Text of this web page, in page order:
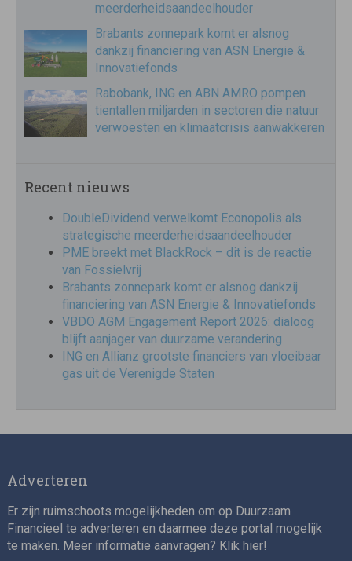
meerderheidsaandeelhouder
Brabants zonnepark komt er alsnog
dankzij financiering van ASN Energie &
Innovatiefonds
Rabobank, ING en ABN AMRO pompen
tientallen miljarden in sectoren die natuur
verwoesten en klimaatcrisis aanwakkeren
Recent nieuws
DoubleDividend verwelkomt Econopolis als
strategische meerderheidsaandeelhouder
PME breekt met BlackRock – dit is de reactie
van Fossielvrij
Brabants zonnepark komt er alsnog dankzij
financiering van ASN Energie & Innovatiefonds
VBDO AGM Engagement Report 2026: dialoog
blijft aanjager van duurzame verandering
ING en Allianz grootste financiers van vloeibaar
gas uit de Verenigde Staten
Adverteren
Er zijn ruimschoots mogelijkheden om op Duurzaam
Financieel te adverteren en daarmee deze portal mogelijk
te maken. Meer informatie aanvragen? Klik hier!